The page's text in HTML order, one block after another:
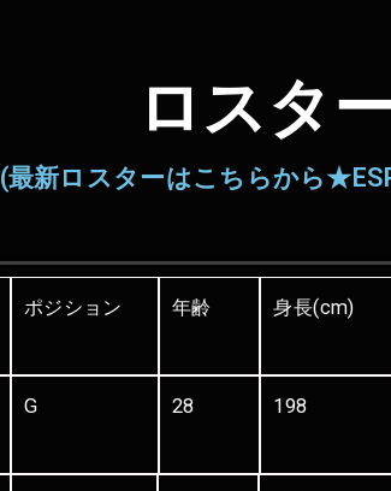
ロスタ
(最新ロスターはこちらから
ポジション 年齢 身長(cm)
G 28 198